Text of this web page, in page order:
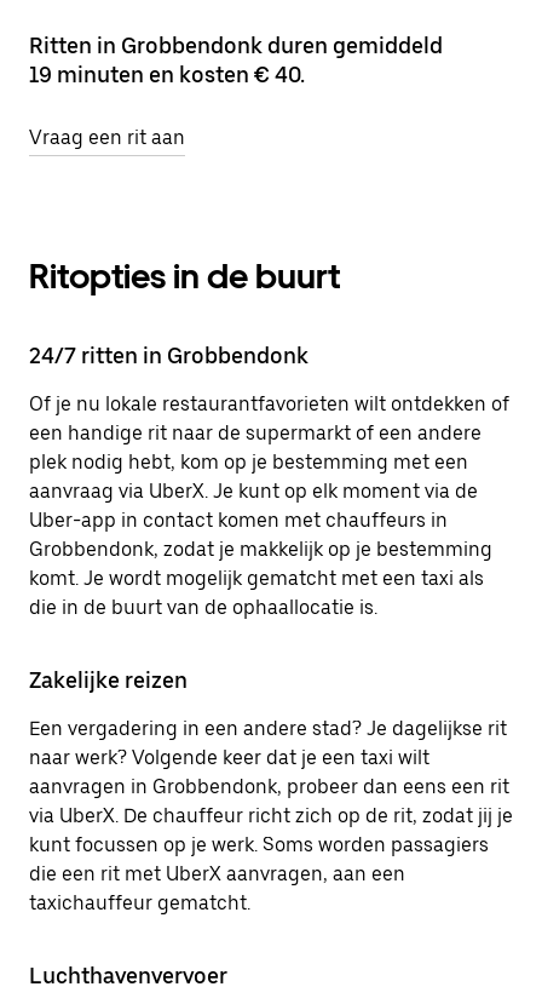
Ritten in Grobbendonk duren gemiddeld
19 minuten en kosten € 40.
Vraag een rit aan
Ritopties in de buurt
24/7 ritten in Grobbendonk
Of je nu lokale restaurantfavorieten wilt ontdekken of
een handige rit naar de supermarkt of een andere
plek nodig hebt, kom op je bestemming met een
aanvraag via UberX. Je kunt op elk moment via de
Uber-app in contact komen met chauffeurs in
Grobbendonk, zodat je makkelijk op je bestemming
komt. Je wordt mogelijk gematcht met een taxi als
die in de buurt van de ophaallocatie is.
Zakelijke reizen
Een vergadering in een andere stad? Je dagelijkse rit
naar werk? Volgende keer dat je een taxi wilt
aanvragen in Grobbendonk, probeer dan eens een rit
via UberX. De chauffeur richt zich op de rit, zodat jij je
kunt focussen op je werk. Soms worden passagiers
die een rit met UberX aanvragen, aan een
taxichauffeur gematcht.
Luchthavenvervoer